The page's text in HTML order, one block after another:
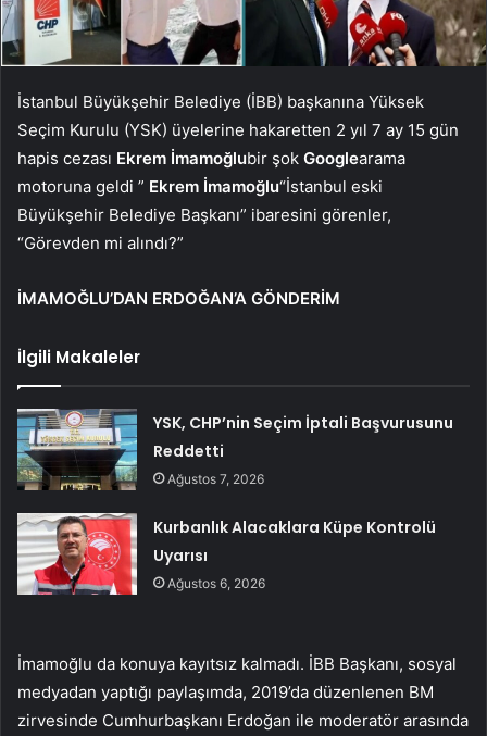
İstanbul Büyükşehir Belediye (İBB) başkanına Yüksek
Seçim Kurulu (YSK) üyelerine hakaretten 2 yıl 7 ay 15 gün
hapis cezası Ekrem İmamoğlubir şok Googlearama
motoruna geldi ” Ekrem İmamoğlu“İstanbul eski
Büyükşehir Belediye Başkanı” ibaresini görenler,
“Görevden mi alındı?”
İMAMOĞLU’DAN ERDOĞAN’A GÖNDERİM
İlgili Makaleler
YSK, CHP’nin Seçim İptali Başvurusunu
Reddetti
Ağustos 7, 2026
Kurbanlık Alacaklara Küpe Kontrolü
Uyarısı
Ağustos 6, 2026
İmamoğlu da konuya kayıtsız kalmadı. İBB Başkanı, sosyal
medyadan yaptığı paylaşımda, 2019’da düzenlenen BM
zirvesinde Cumhurbaşkanı Erdoğan ile moderatör arasında